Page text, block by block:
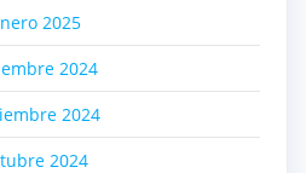
2025
2024
2024
2024